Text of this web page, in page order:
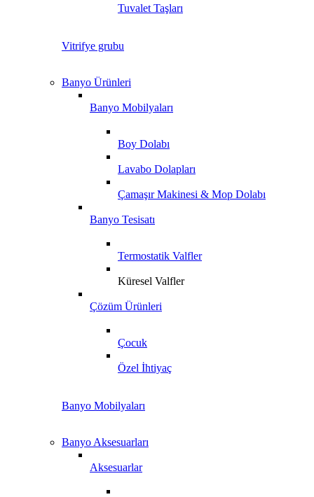
Tuvalet Taşları
Vitrifye grubu
Banyo Ürünleri
Banyo Mobilyaları
Boy Dolabı
Lavabo Dolapları
Çamaşır Makinesi & Mop Dolabı
Banyo Tesisatı
Termostatik Valfler
Küresel Valfler
Çözüm Ürünleri
Çocuk
Özel İhtiyaç
Banyo Mobilyaları
Banyo Aksesuarları
Aksesuarlar